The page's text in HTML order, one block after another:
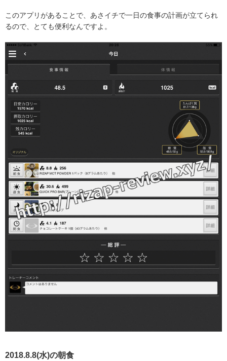
このアプリがあることで、あさイチで一日の食事の計画が立てられ
るので、とても便利なんですよ。
2018.8.8(水)の朝食